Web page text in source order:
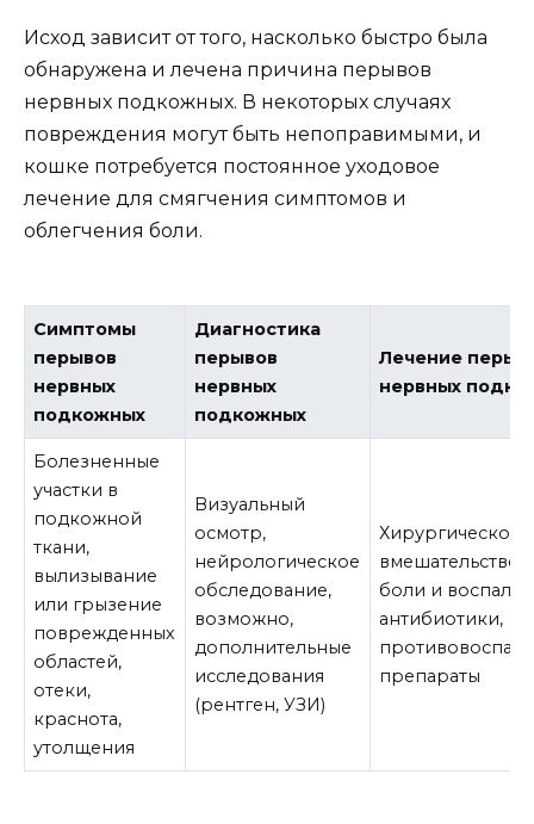
Исход зависит от того, насколько быстро была
обнаружена и лечена причина перывов
нервных подкожных. В некоторых случаях
повреждения могут быть непоправимыми, и
кошке потребуется постоянное уходовое
лечение для смягчения симптомов и
облегчения боли.
Симптомы
перывов
нервных
подкожных
Диагностика
перывов
нервных
подкожных
Лечение
нервных
Болезненные
участки в
подкожной
ткани,
вылизывание
или грызение
поврежденных
областей,
отеки,
краснота,
утолщения
Визуальный
осмотр,
нейрологическое
обследование,
возможно,
дополнительные
исследования
(рентген, УЗИ)
Хирургическое
вмешательство,
боли и
антибиотики,
препараты